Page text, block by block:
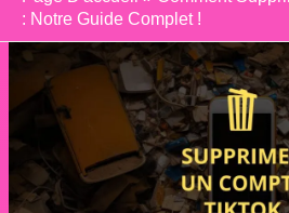
: Notre Guide Complet !